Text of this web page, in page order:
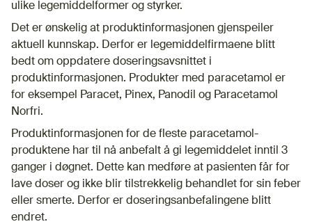
ulike legemiddelformer og styrker.
Det er ønskelig at produktinformasjonen gjenspeiler
aktuell kunnskap. Derfor er legemiddelfirmaene blitt
bedt om oppdatere doseringsavsnittet i
produktinformasjonen. Produkter med paracetamol er
for eksempel Paracet, Pinex, Panodil og Paracetamol
Norfri.
Produktinformasjonen for de fleste paracetamol-
produktene har til nå anbefalt å gi legemiddelet inntil 3
ganger i døgnet. Dette kan medføre at pasienten får for
lave doser og ikke blir tilstrekkelig behandlet for sin feber
eller smerte. Derfor er doseringsanbefalingene blitt
endret.